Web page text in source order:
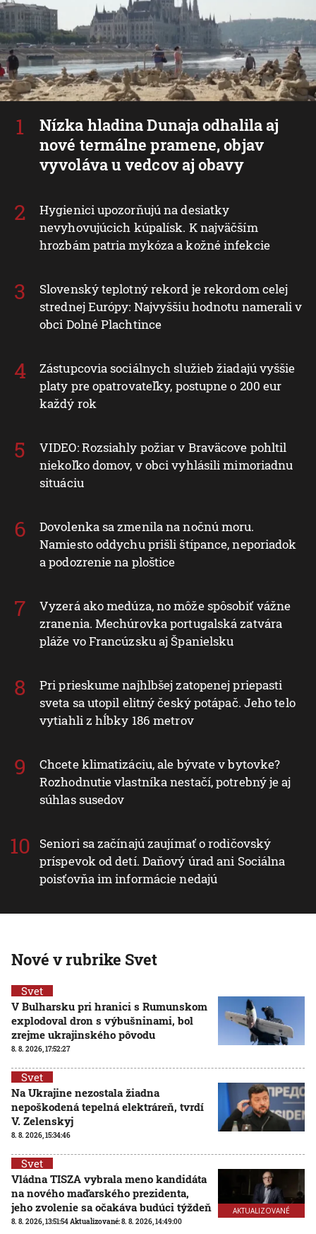
Nízka hladina Dunaja odhalila aj
nové termálne pramene, objav
vyvoláva u vedcov aj obavy
Hygienici upozorňujú na desiatky
nevyhovujúcich kúpalísk. K najväčším
hrozbám patria mykóza a kožné infekcie
Slovenský teplotný rekord je rekordom celej
strednej Európy: Najvyššiu hodnotu namerali v
obci Dolné Plachtince
Zástupcovia sociálnych služieb žiadajú vyššie
platy pre opatrovateľky, postupne o 200 eur
každý rok
VIDEO: Rozsiahly požiar v Braväcove pohltil
niekoľko domov, v obci vyhlásili mimoriadnu
situáciu
Dovolenka sa zmenila na nočnú moru.
Namiesto oddychu prišli štípance, neporiadok
a podozrenie na ploštice
Vyzerá ako medúza, no môže spôsobiť vážne
zranenia. Mechúrovka portugalská zatvára
pláže vo Francúzsku aj Španielsku
Pri prieskume najhlbšej zatopenej priepasti
sveta sa utopil elitný český potápač. Jeho telo
vytiahli z hĺbky 186 metrov
Chcete klimatizáciu, ale bývate v bytovke?
Rozhodnutie vlastníka nestačí, potrebný je aj
súhlas susedov
Seniori sa začínajú zaujímať o rodičovský
príspevok od detí. Daňový úrad ani Sociálna
poisťovňa im informácie nedajú
Nové v rubrike Svet
Svet
V Bulharsku pri hranici s Rumunskom
explodoval dron s výbušninami, bol
zrejme ukrajinského pôvodu
8. 8. 2026, 17:52:27
Svet
Na Ukrajine nezostala žiadna
nepoškodená tepelná elektráreň, tvrdí
V. Zelenskyj
8. 8. 2026, 15:34:46
AKTUALIZOVANÉ
Svet
Vládna TISZA vybrala meno kandidáta
na nového maďarského prezidenta,
jeho zvolenie sa očakáva budúci týždeň
8. 8. 2026, 13:51:54Aktualizované:8. 8. 2026, 14:49:00